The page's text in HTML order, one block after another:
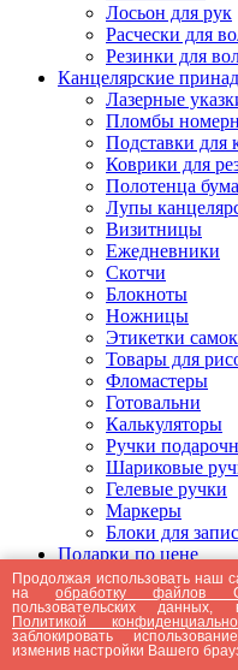
Лосьон для рук
Расчески для
Резинки для
Канцелярские
Лазерные
Пломбы
Подставки для
Коврики для
Полотенца
Лупы
Визитницы
Ежедневники
Скотчи
Блокноты
Ножницы
Этикетки
Товары для
Фломастеры
Готовальни
Калькуляторы
Ручки
Шариковые
Гелевые ручки
Маркеры
Блоки для
Подарки по цене
Подарки от
Подарки до
Подарки до
Подарки до
Подарки до
Продолжая использовать наш
наобработку файлов
пользовательских
Политикой
заблокировать
изменив настройки Вашего